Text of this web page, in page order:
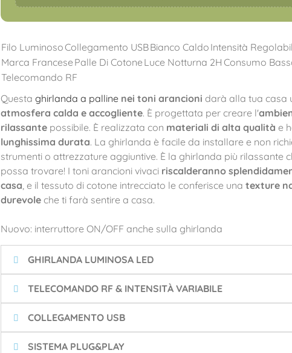
Filo LuminosoCollegamento USBBianco Caldo Intensità
Marca Francese Palle Di Cotone Luce Notturna 2H Consumo
Telecomando RF
Questa ghirlanda a palline nei toni arancioni darà alla tua casa
atmosfera calda e accogliente. È progettata per creare l'
rilassantepossibile. È realizzata con materiali di alta qualità e
lunghissima durata. La ghirlanda è facile da installare e non
strumenti o attrezzature aggiuntive. È la ghirlanda più rilassante
possa trovare! I toni arancioni vivaci riscalderanno
casa , e il tessuto di cotone intrecciato le conferisce una texture
durevoleche ti farà sentire a casa.
Nuovo: interruttore ON/OFF anche sulla ghirlanda
GHIRLANDA LUMINOSA LED
TELECOMANDO RF & INTENSITÀ VARIABILE
COLLEGAMENTO USB
SISTEMA PLUG&PLAY